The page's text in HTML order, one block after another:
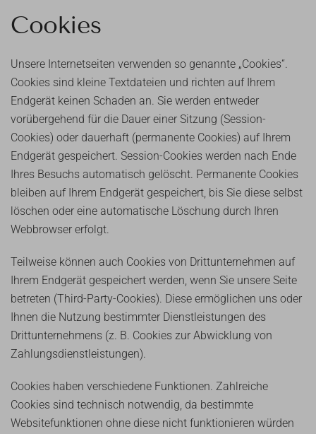
Cookies
Unsere Internetseiten verwenden so genannte „Cookies“.
Cookies sind kleine Textdateien und richten auf Ihrem
Endgerät keinen Schaden an. Sie werden entweder
vorübergehend für die Dauer einer Sitzung (Session-
Cookies) oder dauerhaft (permanente Cookies) auf Ihrem
Endgerät gespeichert. Session-Cookies werden nach Ende
Ihres Besuchs automatisch gelöscht. Permanente Cookies
bleiben auf Ihrem Endgerät gespeichert, bis Sie diese selbst
löschen oder eine automatische Löschung durch Ihren
Webbrowser erfolgt.
Teilweise können auch Cookies von Drittunternehmen auf
Ihrem Endgerät gespeichert werden, wenn Sie unsere Seite
betreten (Third-Party-Cookies). Diese ermöglichen uns oder
Ihnen die Nutzung bestimmter Dienstleistungen des
Drittunternehmens (z. B. Cookies zur Abwicklung von
Zahlungsdienstleistungen).
Cookies haben verschiedene Funktionen. Zahlreiche
Cookies sind technisch notwendig, da bestimmte
Websitefunktionen ohne diese nicht funktionieren würden